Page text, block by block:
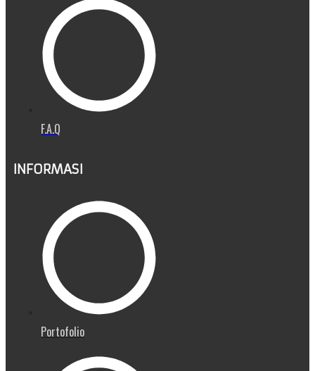
F.A.Q
INFORMASI
Portofolio